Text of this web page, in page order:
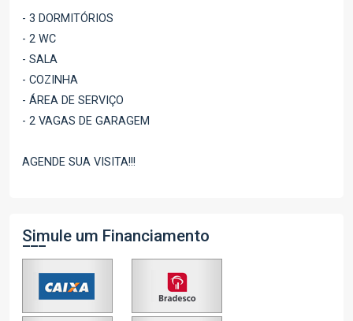
- 3 DORMITÓRIOS
- 2 WC
- SALA
- COZINHA
- ÁREA DE SERVIÇO
- 2 VAGAS DE GARAGEM
AGENDE SUA VISITA!!!
Simule um Financiamento